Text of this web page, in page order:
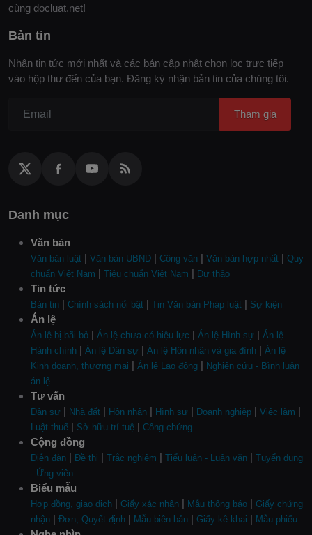
cùng docluat.net!
Bản tin
Nhận tin tức mới nhất và các bản cập nhật chọn lọc trực tiếp
vào hộp thư đến của bạn. Đăng ký nhận bản tin của chúng tôi.
Tham gia
Danh mục
Văn bản
Văn bản luật | Văn bản UBND | Công văn | Văn bản hợp nhất | Quy
chuẩn Việt Nam | Tiêu chuẩn Việt Nam | Dự thảo
Tin tức
Bản tin | Chính sách nổi bật | Tin Văn bản Pháp luật | Sự kiện
Án lệ
Án lệ bị bãi bỏ | Án lệ chưa có hiệu lực | Án lệ Hình sự | Án lệ
Hành chính | Án lệ Dân sự | Án lệ Hôn nhân và gia đình | Án lệ
Kinh doanh, thương mại | Án lệ Lao động | Nghiên cứu - Bình luận
án lệ
Tư vấn
Dân sự | Nhà đất | Hôn nhân | Hình sự | Doanh nghiệp | Việc làm |
Luật thuế | Sở hữu trí tuệ | Công chứng
Cộng đồng
Diễn đàn | Đề thi | Trắc nghiệm | Tiểu luận - Luận văn | Tuyển dụng
- Ứng viên
Biểu mẫu
Hợp đồng, giao dịch | Giấy xác nhận | Mẫu thông báo | Giấy chứng
nhận | Đơn, Quyết định | Mẫu biên bản | Giấy kê khai | Mẫu phiếu